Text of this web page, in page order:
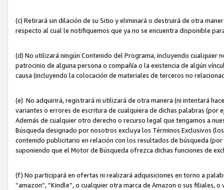
(c) Retirará sin dilación de su Sitio y eliminará o destruirá de otra
respecto al cual le notifiquemos que ya no se encuentra disponible
(d) No utilizará ningún Contenido del Programa, incluyendo cualquier
patrocinio de alguna persona o compañía o la existencia de algún
causa (incluyendo la colocación de materiales de terceros no
(e) No adquirirá, registrará ni utilizará de otra manera (ni intentará
variantes o errores de escritura de cualquiera de dichas palabras (por
Además de cualquier otro derecho o recurso legal que tengamos a
Búsqueda designado por nosotros excluya los Términos Exclusivos
contenido publicitario en relación con los resultados de búsqueda
suponiendo que el Motor de Búsqueda ofrezca dichas funciones de
(f) No participará en ofertas ni realizará adquisiciones en torno a
“amazon”, “Kindle”, o cualquier otra marca de Amazon o sus filiales,